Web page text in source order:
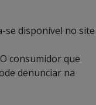
se disponível no site
consumidor que
denunciar na